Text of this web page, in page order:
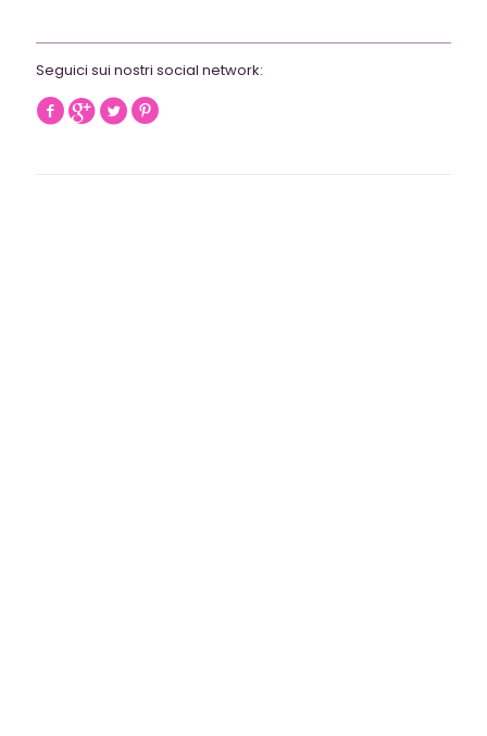
Seguici sui nostri social network: